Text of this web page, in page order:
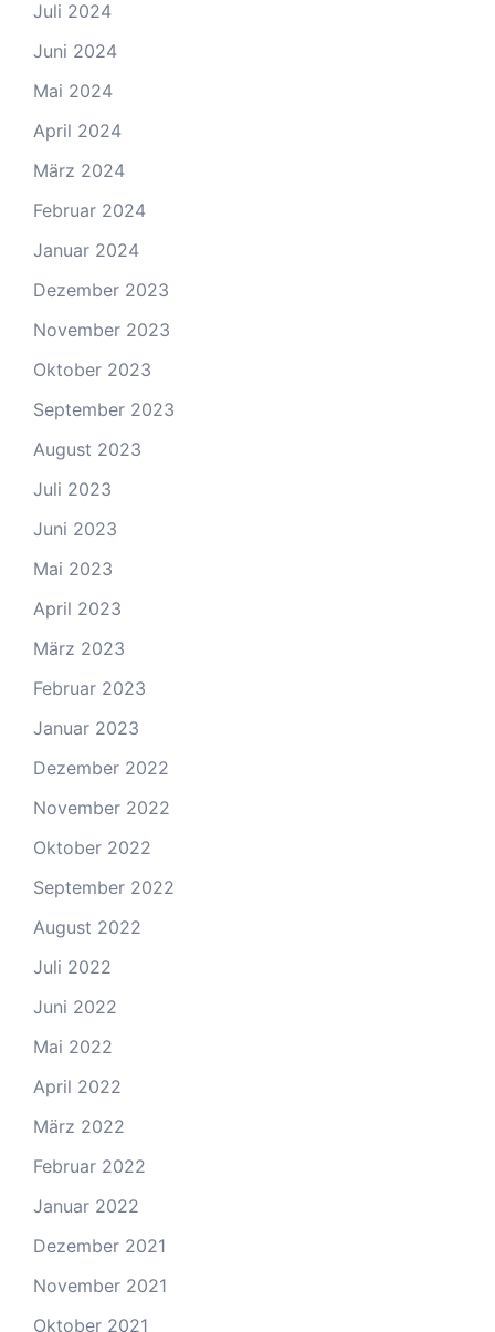
Juli 2024
Juni 2024
Mai 2024
April 2024
März 2024
Februar 2024
Januar 2024
Dezember 2023
November 2023
Oktober 2023
September 2023
August 2023
Juli 2023
Juni 2023
Mai 2023
April 2023
März 2023
Februar 2023
Januar 2023
Dezember 2022
November 2022
Oktober 2022
September 2022
August 2022
Juli 2022
Juni 2022
Mai 2022
April 2022
März 2022
Februar 2022
Januar 2022
Dezember 2021
November 2021
Oktober 2021